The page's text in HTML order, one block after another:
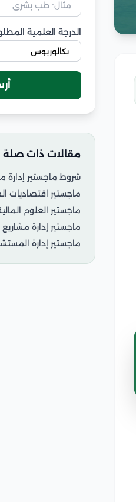
الدرجة العلمية
مقالات ذات صلة
شروط ماجستير إدارة
ماجستير اقتصاديات
ماجستير العلوم
ماجستير إدارة مشاريع
ماجستير إدارة